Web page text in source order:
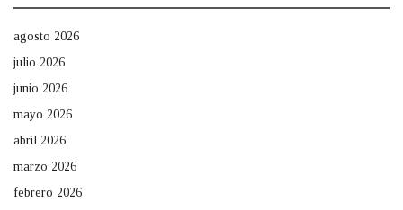
agosto 2026
julio 2026
junio 2026
mayo 2026
abril 2026
marzo 2026
febrero 2026